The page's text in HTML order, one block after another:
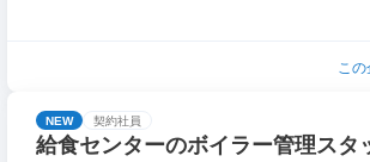
こ
NEW 契約社員
給食センターのボイラー管理スタ